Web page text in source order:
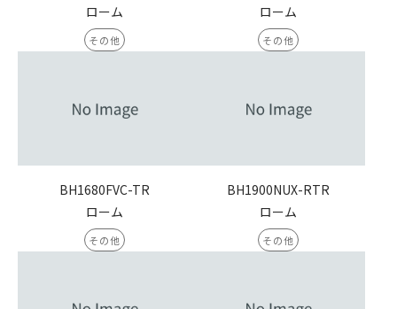
ローム
その他
ローム
その他
BH1680FVC-TR
ローム
その他
BH1900NUX-RTR
ローム
その他